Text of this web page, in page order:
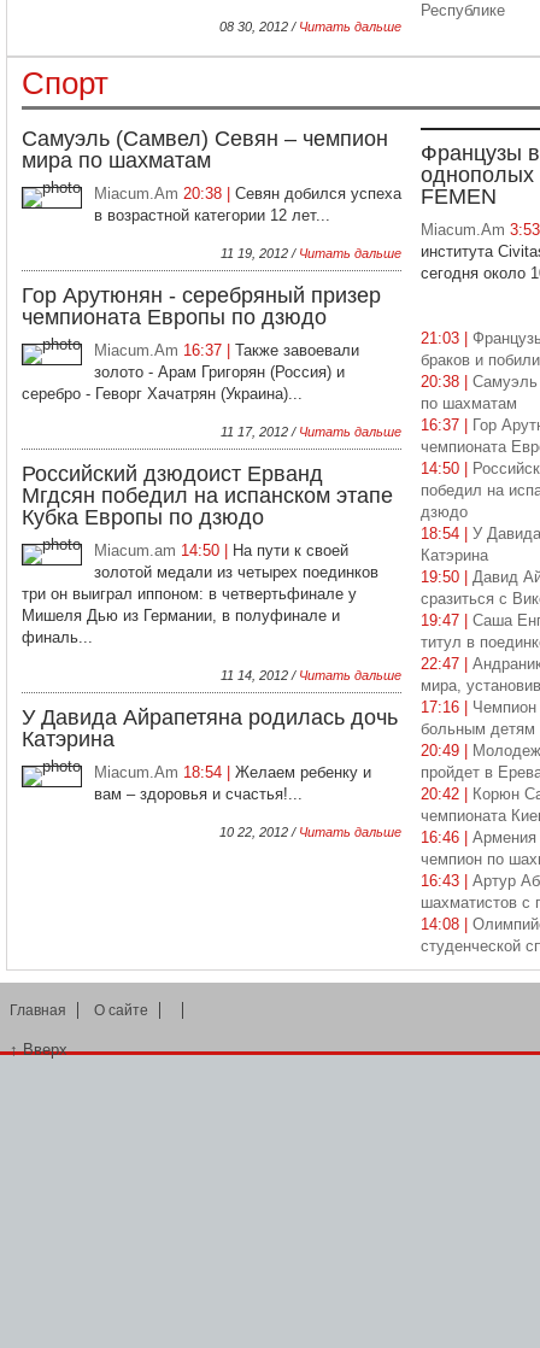
08 30, 2012 / Читать дальше
Республике
Спорт
Самуэль (Самвел) Севян – чемпион
мира по шахматам
Miacum.Am 20:38 | Севян добился успеха
в возрастной категории 12 лет...
11 19, 2012 / Читать дальше
Гор Арутюнян - серебряный призер
чемпионата Европы по дзюдо
Miacum.Am 16:37 | Также завоевали
золото - Арам Григорян (Россия) и
серебро - Геворг Хачатрян (Украина)...
11 17, 2012 / Читать дальше
Российский дзюдоист Ерванд
Мгдсян победил на испанском этапе
Кубка Европы по дзюдо
Miacum.am 14:50 |
На пути к своей
золотой медали из четырех поединков
три он выиграл иппоном: в четвертьфинале у
Мишеля Дью из Германии, в полуфинале и
финаль...
11 14, 2012 / Читать дальше
У Давида Айрапетяна родилась дочь
Катэрина
Miacum.Am 18:54 | Желаем ребенку и
вам – здоровья и счастья!...
10 22, 2012 / Читать дальше
Французы
однополых
FEMEN
Miacum.Am
института
сегодня около
21:03 |
браков и
20:38 |
по шахматам
16:37 |
Гор
чемпионата
14:50 |
победил на
дзюдо
18:54 | У
Катэрина
19:50 | Давид
сразиться с
19:47 | Саша
титул в
22:47 |
мира,
17:16 | Чемпион
больным детям
20:49 |
пройдет в
20:42 |
Корюн
чемпионата
16:46 | Армения
чемпион по
16:43 | Артур
шахматистов с
14:08 |
студенческой
Главная О сайте
↑Вверх